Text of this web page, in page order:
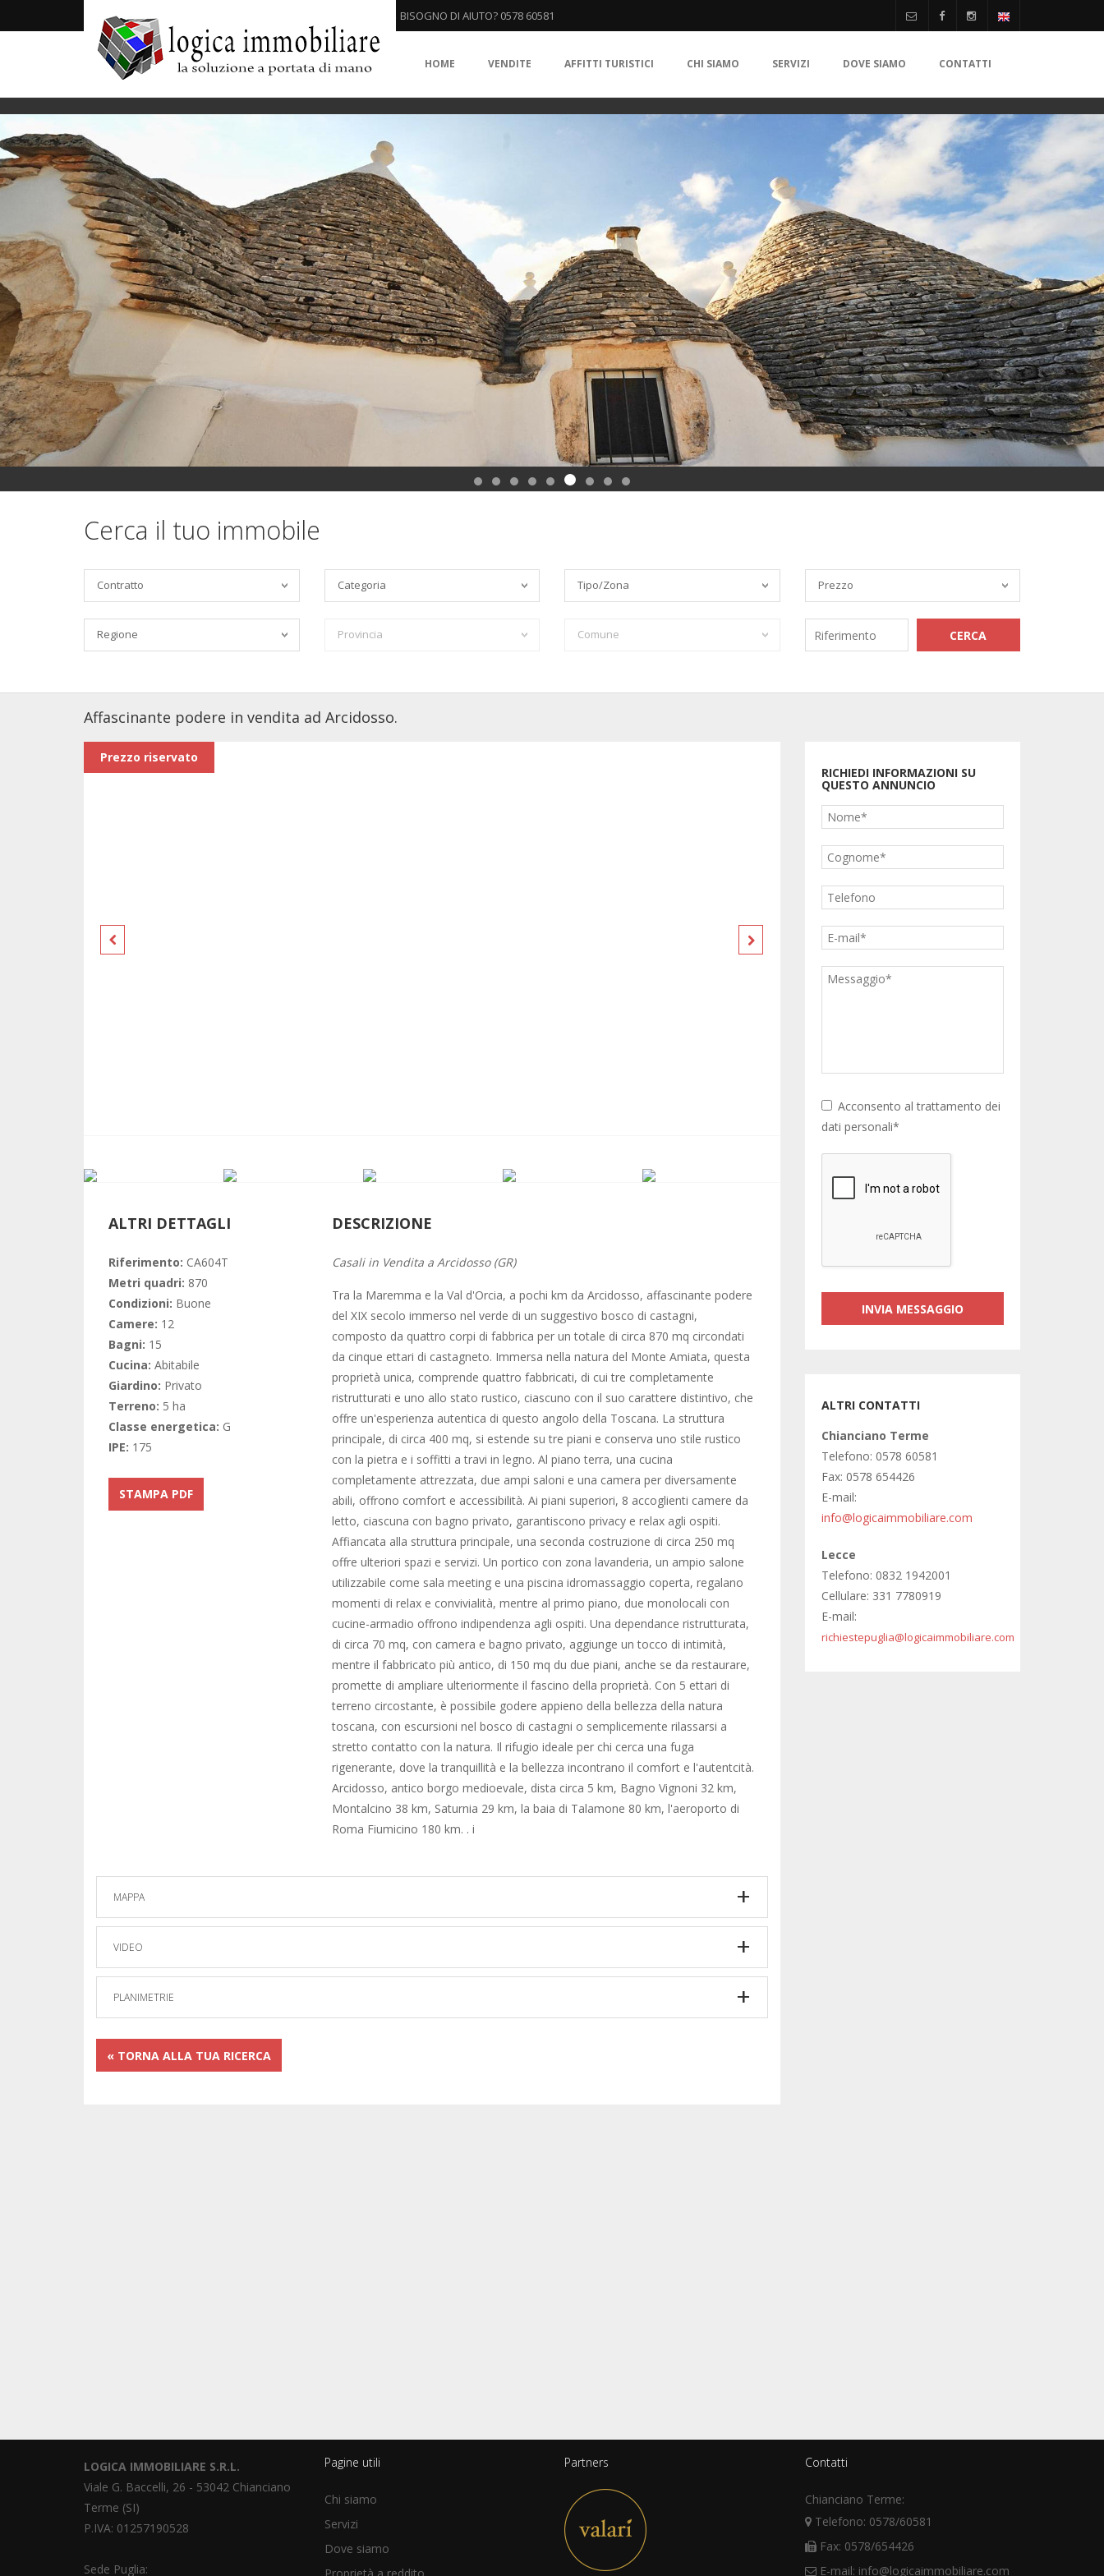
BISOGNO DI AIUTO? 0578 60581
HOME VENDITE AFFITTI TURISTICI CHI SIAMO SERVIZI DOVE SIAMO CONTATTI
Cerca il tuo immobile
Contratto Categoria Tipo/Zona Prezzo
Regione Provincia Comune
Affascinante podere in vendita ad Arcidosso.
Prezzo riservato
ALTRI DETTAGLI
Riferimento: CA604T
Metri quadri: 870
Condizioni: Buone
Camere: 12
Bagni: 15
Cucina: Abitabile
Giardino: Privato
Terreno: 5 ha
Classe energetica: G
IPE: 175
STAMPA PDF
DESCRIZIONE
Casali in Vendita a Arcidosso (GR)
Tra la Maremma e la Val d'Orcia, a pochi km da Arcidosso, affascinante podere
del XIX secolo immerso nel verde di un suggestivo bosco di castagni,
composto da quattro corpi di fabbrica per un totale di circa 870 mq circondati
da cinque ettari di castagneto. Immersa nella natura del Monte Amiata, questa
proprietà unica, comprende quattro fabbricati, di cui tre completamente
ristrutturati e uno allo stato rustico, ciascuno con il suo carattere distintivo, che
offre un'esperienza autentica di questo angolo della Toscana. La struttura
principale, di circa 400 mq, si estende su tre piani e conserva uno stile rustico
con la pietra e i soffitti a travi in legno. Al piano terra, una cucina
completamente attrezzata, due ampi saloni e una camera per diversamente
abili, offrono comfort e accessibilità. Ai piani superiori, 8 accoglienti camere da
letto, ciascuna con bagno privato, garantiscono privacy e relax agli ospiti.
Affiancata alla struttura principale, una seconda costruzione di circa 250 mq
offre ulteriori spazi e servizi. Un portico con zona lavanderia, un ampio salone
utilizzabile come sala meeting e una piscina idromassaggio coperta, regalano
momenti di relax e convivialità, mentre al primo piano, due monolocali con
cucine-armadio offrono indipendenza agli ospiti. Una dependance ristrutturata,
di circa 70 mq, con camera e bagno privato, aggiunge un tocco di intimità,
mentre il fabbricato più antico, di 150 mq du due piani, anche se da restaurare,
promette di ampliare ulteriormente il fascino della proprietà. Con 5 ettari di
terreno circostante, è possibile godere appieno della bellezza della natura
toscana, con escursioni nel bosco di castagni o semplicemente rilassarsi a
stretto contatto con la natura. Il rifugio ideale per chi cerca una fuga
rigenerante, dove la tranquillità e la bellezza incontrano il comfort e l'autentcità.
Arcidosso, antico borgo medioevale, dista circa 5 km, Bagno Vignoni 32 km,
Montalcino 38 km, Saturnia 29 km, la baia di Talamone 80 km, l'aeroporto di
Roma Fiumicino 180 km. . i
MAPPA
VIDEO
PLANIMETRIE
RICHIEDI INFORMAZIONI SU
QUESTO ANNUNCIO
Acconsento al trattamento dei
dati personali*
ALTRI CONTATTI
Chianciano Terme
Telefono: 0578 60581
Fax: 0578 654426
E-mail:
info@logicaimmobiliare.com
Lecce
Telefono: 0832 1942001
Cellulare: 331 7780919
E-mail:
richiestepuglia@logicaimmobiliare.com
LOGICA IMMOBILIARE S.R.L.
Viale G. Baccelli, 26 - 53042 Chianciano
Terme (SI)
P.IVA: 01257190528
Sede Puglia:
Pagine utili
Chi siamo
Servizi
Dove siamo
Partners Contatti
Chianciano Terme:
Telefono: 0578/60581
Fax: 0578/654426
E-mail: info@logicaimmobiliare.com